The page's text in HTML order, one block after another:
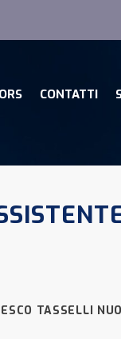
CONTATTI
TASSELLI